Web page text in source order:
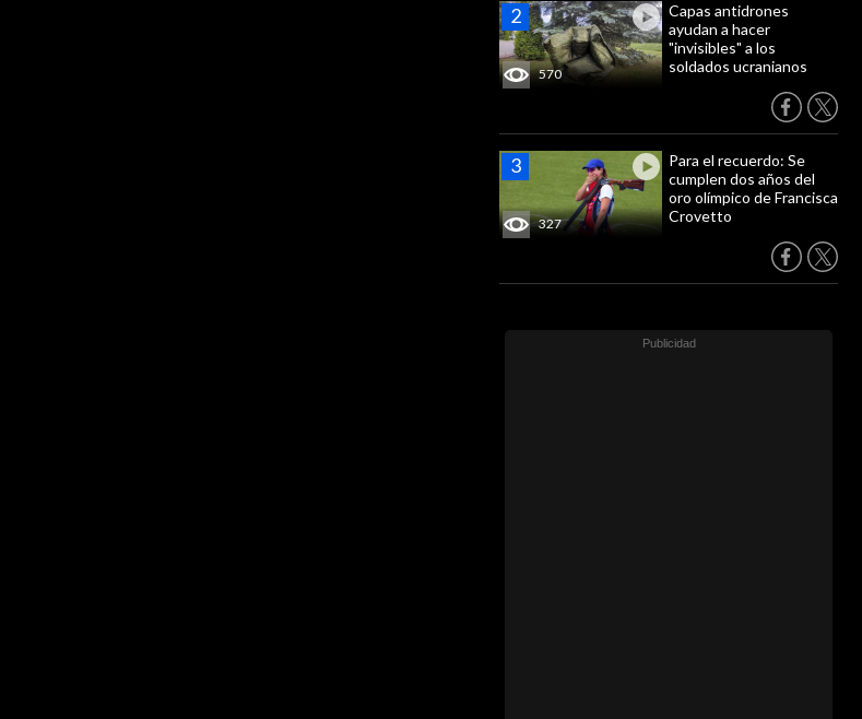
570
Capas antidrones
ayudan a hacer
"invisibles" a los
soldados ucranianos
327
Para el recuerdo: Se
cumplen dos años del
oro olímpico de Francisca
Crovetto